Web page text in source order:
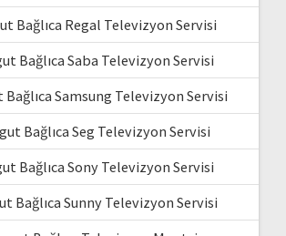
Bağlıca Regal Televizyon Servisi
Bağlıca Saba Televizyon Servisi
Samsung Televizyon Servisi
Bağlıca Seg Televizyon Servisi
Bağlıca Sony Televizyon Servisi
Bağlıca Sunny Televizyon Servisi